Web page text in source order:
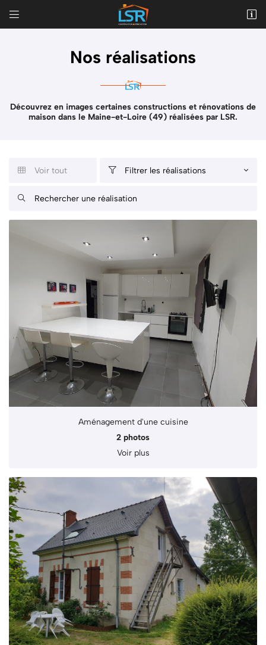
 
En cochant cette case, vous consentez à recevoir nos propositions commerciales à
l'adresse email indiqué ci-dessus. Vous pouvez vous désinscrire à tout moment en
utilisant
le formulaire de désinscription
Inscription
Nos réalisations
Découvrez en images certaines constructions et rénovations de
maison dans le Maine-et-Loire (49) réalisées par LSR.
 Voir tout  Filtrer les réalisations

Aménagement d'une cuisine
2 photos
Voir plus